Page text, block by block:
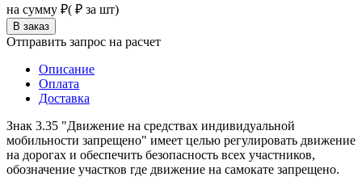
на сумму ₽( ₽ за шт)
Отправить запрос на расчет
Описание
Оплата
Доставка
Знак 3.35 "Движение на средствах индивидуальной
мобильности запрещено" имеет целью регулировать движение
на дорогах и обеспечить безопасность всех участников,
обозначение участков где движение на самокате запрещено.